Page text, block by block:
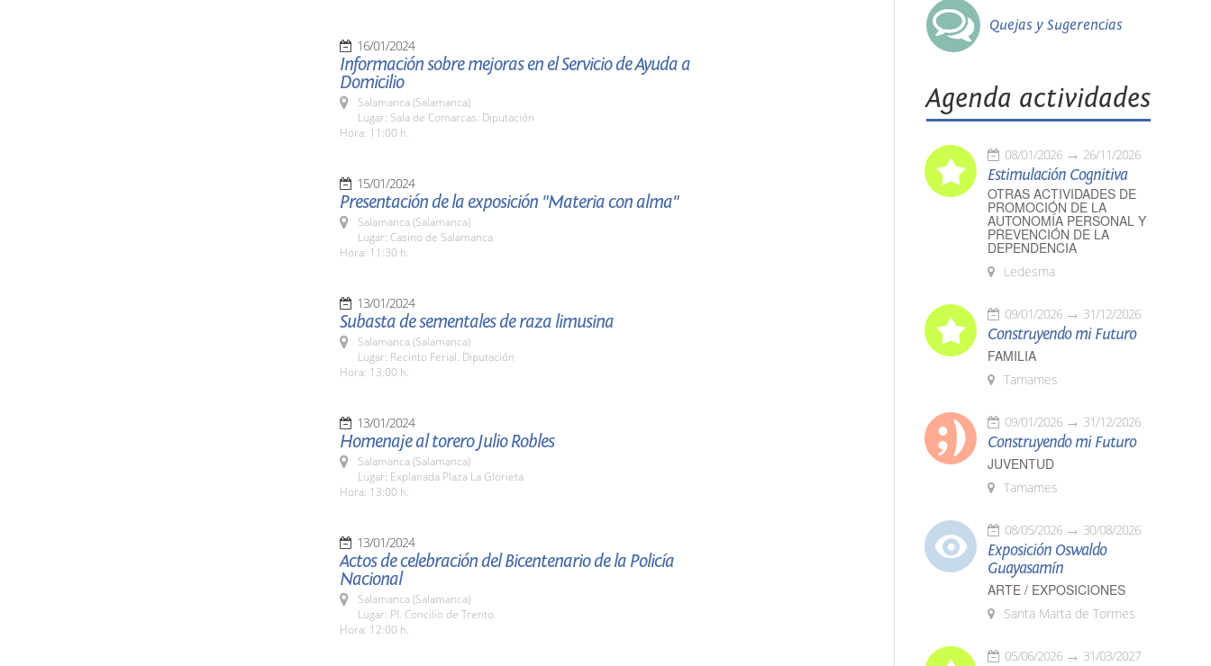
16/01/2024
Información sobre mejoras en el Servicio de Ayuda a
Domicilio
Salamanca (Salamanca)
Lugar: Sala de Comarcas. Diputación
Hora: 11:00 h.
15/01/2024
Presentación de la exposición "Materia con alma"
Salamanca (Salamanca)
Lugar: Casino de Salamanca
Hora: 11:30 h.
13/01/2024
Subasta de sementales de raza limusina
Salamanca (Salamanca)
Lugar: Recinto Ferial. Diputación
Hora: 13:00 h.
13/01/2024
Homenaje al torero Julio Robles
Salamanca (Salamanca)
Lugar: Explanada Plaza La Glorieta
Hora: 13:00 h.
13/01/2024
Actos de celebración del Bicentenario de la Policía
Nacional
Salamanca (Salamanca)
Lugar: Pl. Concilio de Trento
Hora: 12:00 h.
Quejas y Sugerencias
Agenda actividades
08/01/2026 26/11/2026
Estimulación Cognitiva
OTRAS ACTIVIDADES DE
PROMOCIÓN DE LA
AUTONOMÍA PERSONAL Y
PREVENCIÓN DE LA
DEPENDENCIA
Ledesma
09/01/2026 31/12/2026
Construyendo mi Futuro
FAMILIA
Tamames
09/01/2026 31/12/2026
Construyendo mi Futuro
JUVENTUD
Tamames
08/05/2026 30/08/2026
Exposición Oswaldo
Guayasamín
ARTE / EXPOSICIONES
Santa Marta de Tormes
05/06/2026 31/03/2027